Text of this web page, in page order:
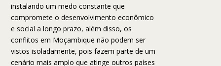
instalando um medo constante que
compromete o desenvolvimento econômico
e social a longo prazo, além disso, os
conflitos em Moçambique não podem ser
vistos isoladamente, pois fazem parte de um
cenário mais amplo que atinge outros países